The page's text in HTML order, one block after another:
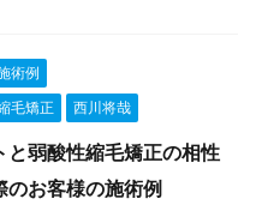
術例
毛矯正
西川将哉
と弱酸性縮毛矯正の相性
のお客様の施術例